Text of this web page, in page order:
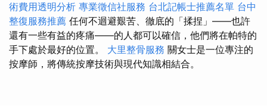
術費用透明分析 專業徵信社服務 台北記帳士推薦名單 台中
整復服務推薦 任何不迴避艱苦、徹底的「揉捏」——也許
還有一些有益的疼痛——的人都可以確信，他們將在帕特的
手下處於最好的位置。 大里整骨服務 關女士是一位專注的
按摩師，將傳統按摩技術與現代知識相結合。